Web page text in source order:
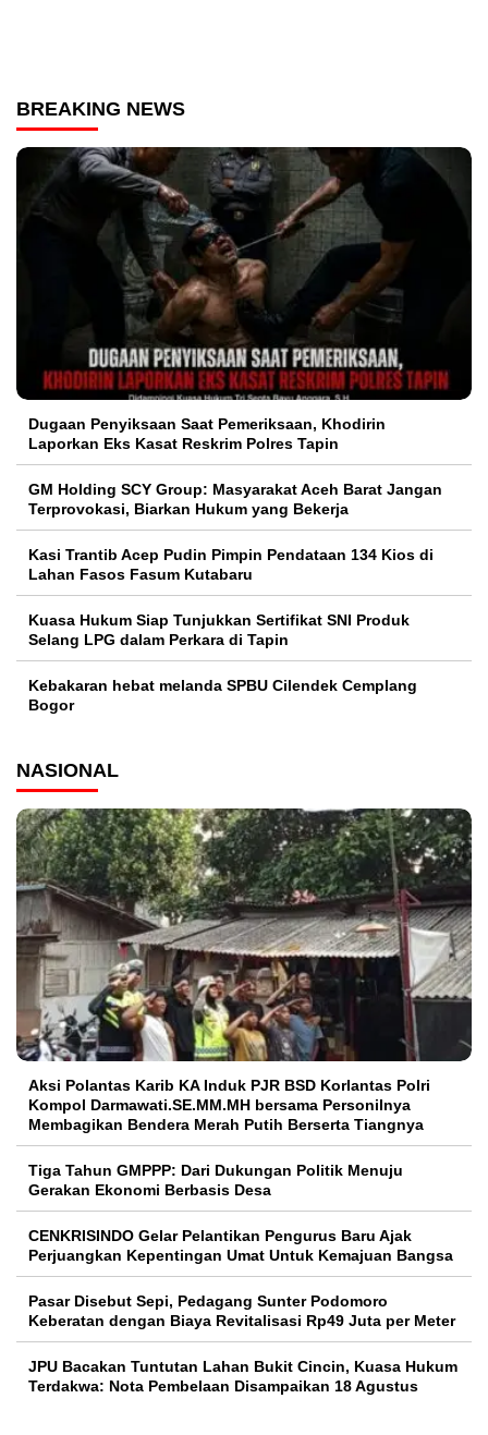
BREAKING NEWS
Dugaan Penyiksaan Saat Pemeriksaan, Khodirin
Laporkan Eks Kasat Reskrim Polres Tapin
GM Holding SCY Group: Masyarakat Aceh Barat Jangan
Terprovokasi, Biarkan Hukum yang Bekerja
Kasi Trantib Acep Pudin Pimpin Pendataan 134 Kios di
Lahan Fasos Fasum Kutabaru
Kuasa Hukum Siap Tunjukkan Sertifikat SNI Produk
Selang LPG dalam Perkara di Tapin
Kebakaran hebat melanda SPBU Cilendek Cemplang
Bogor
NASIONAL
Aksi Polantas Karib KA Induk PJR BSD Korlantas Polri
Kompol Darmawati.SE.MM.MH bersama Personilnya
Membagikan Bendera Merah Putih Berserta Tiangnya
Tiga Tahun GMPPP: Dari Dukungan Politik Menuju
Gerakan Ekonomi Berbasis Desa
CENKRISINDO Gelar Pelantikan Pengurus Baru Ajak
Perjuangkan Kepentingan Umat Untuk Kemajuan Bangsa
Pasar Disebut Sepi, Pedagang Sunter Podomoro
Keberatan dengan Biaya Revitalisasi Rp49 Juta per Meter
JPU Bacakan Tuntutan Lahan Bukit Cincin, Kuasa Hukum
Terdakwa: Nota Pembelaan Disampaikan 18 Agustus